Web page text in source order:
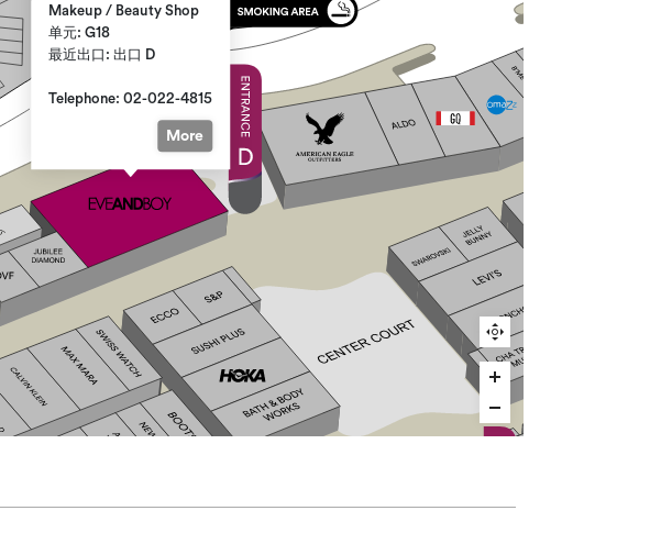
Makeup / Beauty Shop
单元: G18
最近出口: 出口 D
Telephone: 02-022-4815
More